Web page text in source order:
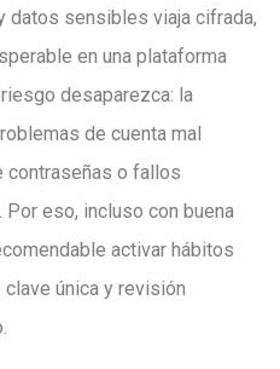
datos sensibles viaja cifrada,
en una plataforma
desaparezca: la
de cuenta mal
contraseñas o fallos
eso, incluso con buena
activar hábitos
única y revisión